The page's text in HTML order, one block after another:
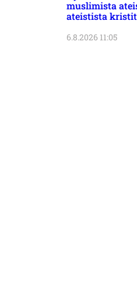
muslimista
ateistista
6.8.2026 11:05